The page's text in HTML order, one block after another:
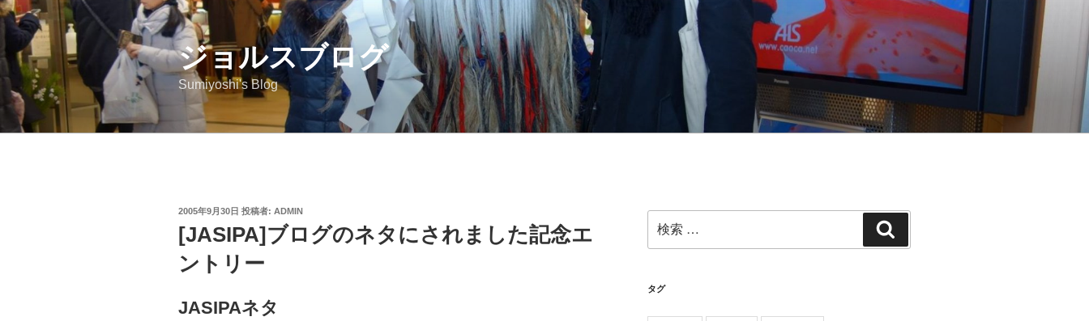
コ
ツ
へ
ジョルスブログ
Sumiyoshi's Blog
投
日:
2005年9月30日 投稿者: ADMIN
[JASIPA]ブログのネタにされました記念エ
ントリー
JASIPAネタ
索:
索
タグ